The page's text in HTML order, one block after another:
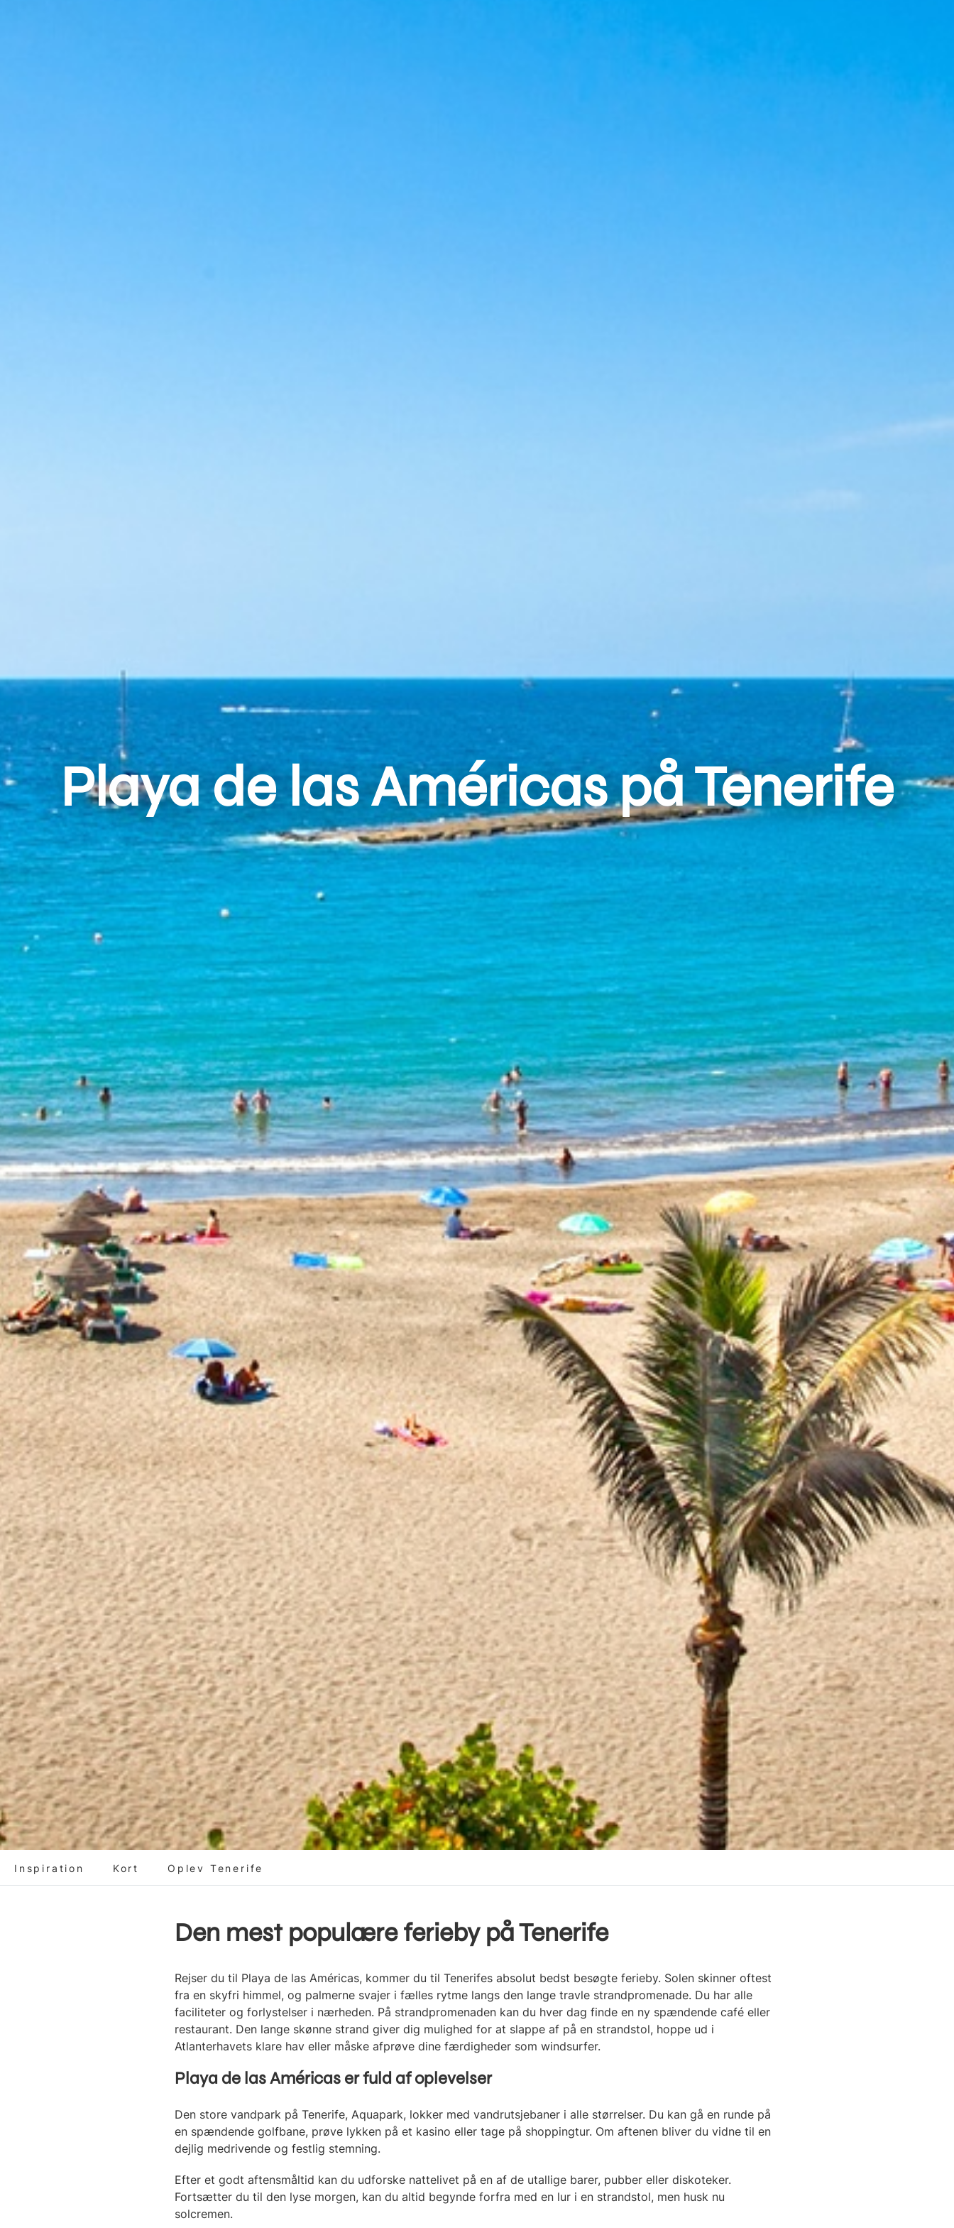
Playa de las Américas på Tenerife
Inspiration Kort Oplev Tenerife
Den mest populære ferieby på Tenerife
Rejser du til Playa de las Américas, kommer du til Tenerifes absolut bedst besøgte ferieby. Solen skinner oftest
fra en skyfri himmel, og palmerne svajer i fælles rytme langs den lange travle strandpromenade. Du har alle
faciliteter og forlystelser i nærheden. På strandpromenaden kan du hver dag finde en ny spændende café eller
restaurant. Den lange skønne strand giver dig mulighed for at slappe af på en strandstol, hoppe ud i
Atlanterhavets klare hav eller måske afprøve dine færdigheder som windsurfer.
Playa de las Américas er fuld af oplevelser
Den store vandpark på Tenerife, Aquapark, lokker med vandrutsjebaner i alle størrelser. Du kan gå en runde på
en spændende golfbane, prøve lykken på et kasino eller tage på shoppingtur. Om aftenen bliver du vidne til en
dejlig medrivende og festlig stemning.
Efter et godt aftensmåltid kan du udforske nattelivet på en af de utallige barer, pubber eller diskoteker.
Fortsætter du til den lyse morgen, kan du altid begynde forfra med en lur i en strandstol, men husk nu
solcremen.